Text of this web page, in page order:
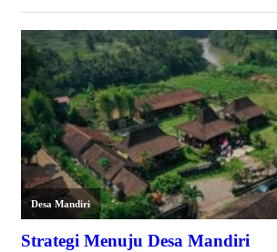
Desa Mandiri
Strategi Menuju Desa Mandiri